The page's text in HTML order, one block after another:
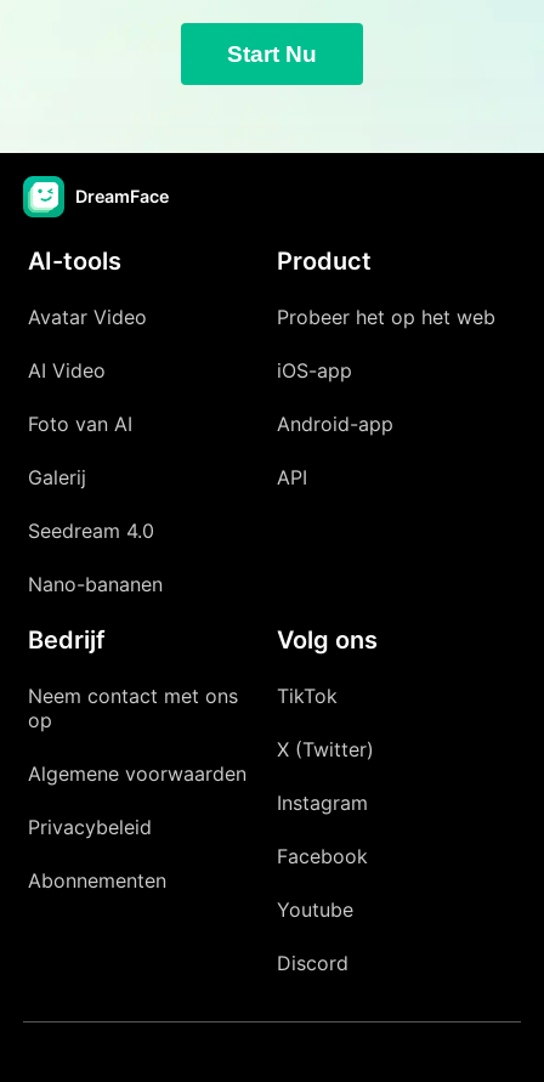
Start Nu
DreamFace
AI-tools
Avatar Video
AI Video
Foto van AI
Galerij
Seedream 4.0
Nano-bananen
Product
Probeer het op het web
iOS-app
Android-app
API
Bedrijf
Neem contact met ons
op
Algemene voorwaarden
Privacybeleid
Abonnementen
Volg ons
TikTok
X (Twitter)
Instagram
Facebook
Youtube
Discord